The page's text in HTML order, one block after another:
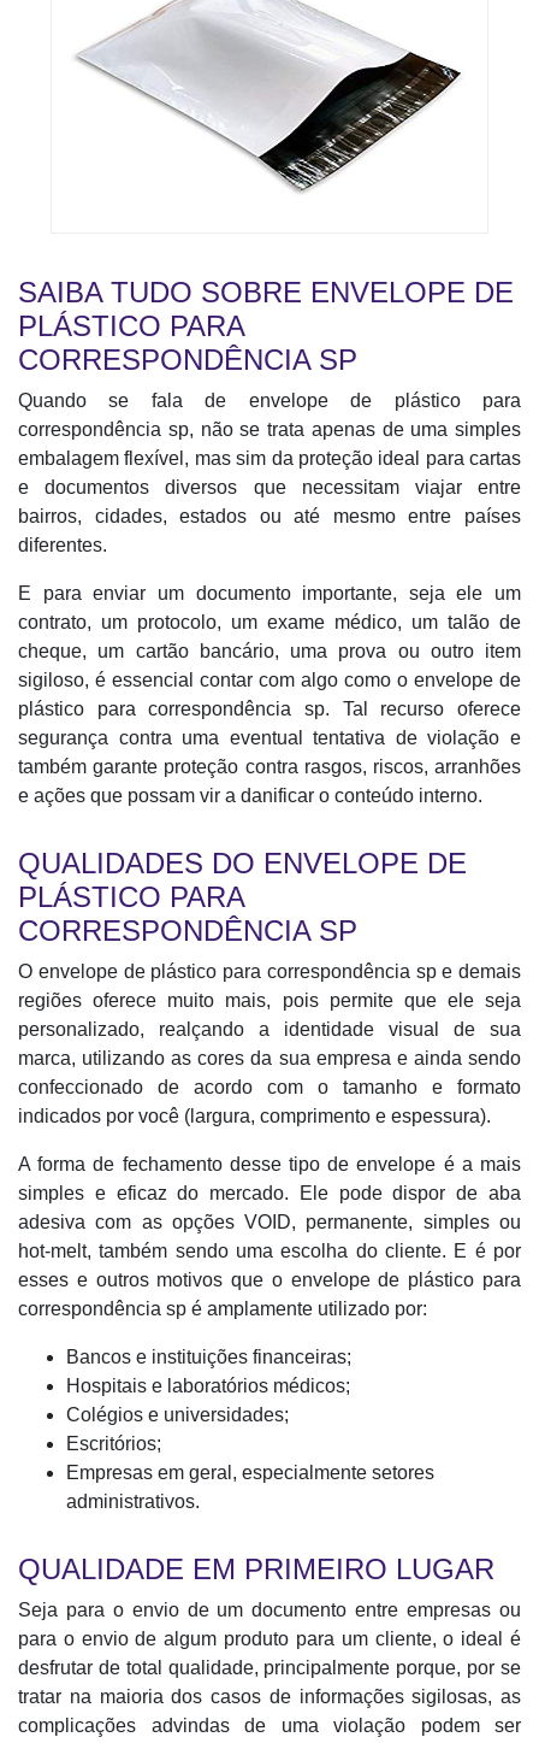
SAIBA TUDO SOBRE ENVELOPE DE
PLÁSTICO PARA
CORRESPONDÊNCIA SP
Quando se fala de envelope de plástico para
correspondência sp, não se trata apenas de uma simples
embalagem flexível, mas sim da proteção ideal para cartas
e documentos diversos que necessitam viajar entre
bairros, cidades, estados ou até mesmo entre países
diferentes.
E para enviar um documento importante, seja ele um
contrato, um protocolo, um exame médico, um talão de
cheque, um cartão bancário, uma prova ou outro item
sigiloso, é essencial contar com algo como o envelope de
plástico para correspondência sp. Tal recurso oferece
segurança contra uma eventual tentativa de violação e
também garante proteção contra rasgos, riscos, arranhões
e ações que possam vir a danificar o conteúdo interno.
QUALIDADES DO ENVELOPE DE
PLÁSTICO PARA
CORRESPONDÊNCIA SP
O envelope de plástico para correspondência sp e demais
regiões oferece muito mais, pois permite que ele seja
personalizado, realçando a identidade visual de sua
marca, utilizando as cores da sua empresa e ainda sendo
confeccionado de acordo com o tamanho e formato
indicados por você (largura, comprimento e espessura).
A forma de fechamento desse tipo de envelope é a mais
simples e eficaz do mercado. Ele pode dispor de aba
adesiva com as opções VOID, permanente, simples ou
hot-melt, também sendo uma escolha do cliente. E é por
esses e outros motivos que o envelope de plástico para
correspondência sp é amplamente utilizado por:
Bancos e instituições financeiras;
Hospitais e laboratórios médicos;
Colégios e universidades;
Escritórios;
Empresas em geral, especialmente setores
administrativos.
QUALIDADE EM PRIMEIRO LUGAR
Seja para o envio de um documento entre empresas ou
para o envio de algum produto para um cliente, o ideal é
desfrutar de total qualidade, principalmente porque, por se
tratar na maioria dos casos de informações sigilosas, as
complicações advindas de uma violação podem ser